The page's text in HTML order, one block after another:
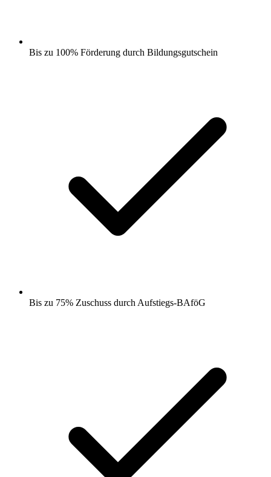
Bis zu 100% Förderung durch Bildungsgutschein
Bis zu 75% Zuschuss durch Aufstiegs-BAföG